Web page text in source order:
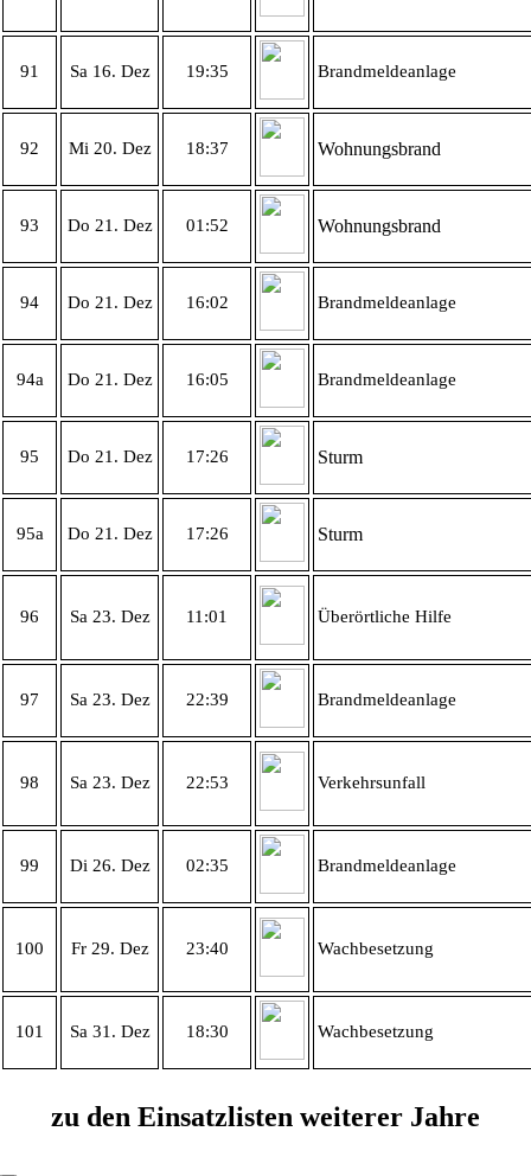
91 Sa 16. Dez 19:35 Brandmeldeanlage
92 Mi 20. Dez 18:37 Wohnungsbrand
93 Do 21. Dez 01:52 Wohnungsbrand
94 Do 21. Dez 16:02 Brandmeldeanlage
94a Do 21. Dez 16:05 Brandmeldeanlage
95 Do 21. Dez 17:26 Sturm
95a Do 21. Dez 17:26 Sturm
96 Sa 23. Dez 11:01 Überörtliche Hilfe
97 Sa 23. Dez 22:39 Brandmeldeanlage
98 Sa 23. Dez 22:53 Verkehrsunfall
99 Di 26. Dez 02:35 Brandmeldeanlage
100 Fr 29. Dez 23:40 Wachbesetzung
101 Sa 31. Dez 18:30 Wachbesetzung
zu den Einsatzlisten weiterer Jahre